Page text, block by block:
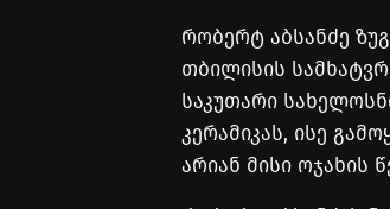
რობერტ აბსანძე
თბილისის
საკუთარი
კერამიკას, ისე
არიან მისი ოჯახის